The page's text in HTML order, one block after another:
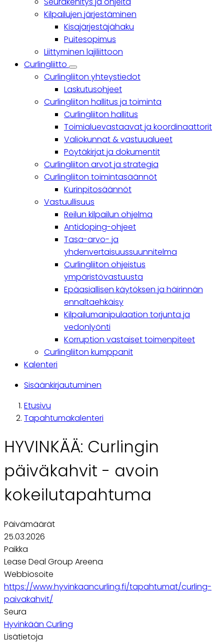
Kilpailujen järjestäminen
Kisajärjestäjähaku
Puitesopimus
Liittyminen lajiliittoon
Curlingliitto
Curlingliitto
sub-
navigation
Curlingliiton yhteystiedot
Laskutusohjeet
Curlingliiton hallitus ja toiminta
Curlingliiton hallitus
Toimialuevastaavat ja koordinaattorit
Valiokunnat & vastuualueet
Pöytäkirjat ja dokumentit
Curlingliiton arvot ja strategia
Curlingliiton toimintasäännöt
Kurinpitosäännöt
Vastuullisuus
Reilun kilpailun ohjelma
Antidoping-ohjeet
Tasa-arvo- ja
yhdenvertaisuussuunnitelma
Curlingliiton ohjeistus
ympäristövastuusta
Epäasiallisen käytöksen ja häirinnän
ennaltaehkäisy
Kilpailumanipulaation torjunta ja
vedonlyönti
Korruption vastaiset toimenpiteet
Curlingliiton kumppanit
Kalenteri
Käyttäjävalikko
Sisäänkirjautuminen
Breadcrumb
Etusivu
Tapahtumakalenteri
HYVINKÄÄ: Curlingin
päiväkahvit - avoin
kokeilutapahtuma
Päivämäärät
25.03.2026
Paikka
Lease Deal Group Areena
Webbiosoite
https://www.hyvinkaancurling.fi/tapahtumat/curling-
paivakahvit/
Seura
Hyvinkään Curling
Lisätietoja